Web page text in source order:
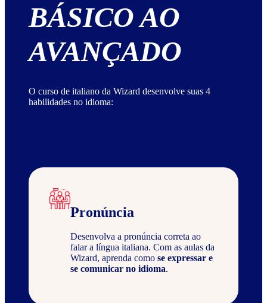
BÁSICO AO
AVANÇADO
O curso de italiano da Wizard desenvolve suas 4
habilidades no idioma:
Pronúncia
Desenvolva a pronúncia correta ao
falar a língua italiana. Com as aulas da
Wizard, aprenda como se expressar e
se comunicar no idioma.